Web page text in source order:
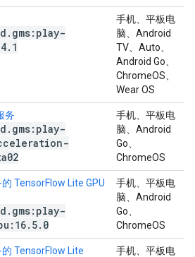
. gms:play-
4. 1
手机、平板电
脑、Android
TV、Auto、
Android Go、
ChromeOS、
Wear OS
务
. gms:play-
手机、平板电
脑、Android
Go、
ChromeOS
TensorFlow Lite GPU
. gms:play-
. 5. 0
手机、平板电
脑、Android
Go、
ChromeOS
TensorFlow Lite
手机、平板电